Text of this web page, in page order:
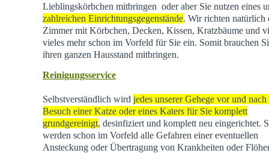
Lieblingskörbchen mitbringen oder aber Sie nutzen eines
zahlreichen Einrichtungsgegenstände. Wir richten natürlich
Zimmer mit Körbchen, Decken, Kissen, Kratzbäume und
vieles mehr schon im Vorfeld für Sie ein. Somit brauchen
ihren ganzen Hausstand mitbringen.
Reinigungsservice
Selbstverständlich wird jedes unserer Gehege vor und nach
Besuch einer Katze oder eines Katers für Sie komplett
grundgereinigt, desinfiziert und komplett neu eingerichtet.
werden schon im Vorfeld alle Gefahren einer eventuellen
Ansteckung oder Übertragung von Krankheiten oder